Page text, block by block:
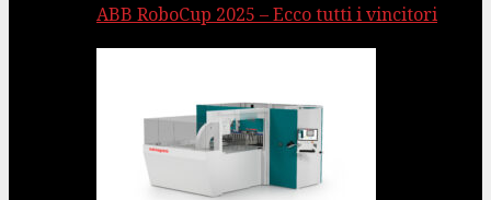
ABB RoboCup 2025 – Ecco tutti i vincitori